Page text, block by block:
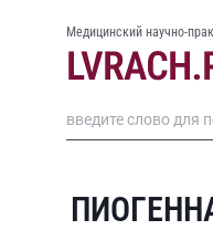
Медицинский научно-